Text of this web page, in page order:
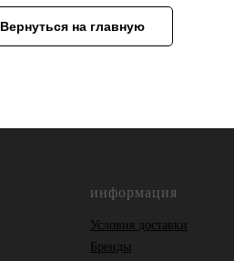
Вернуться на главную
информация
Условия доставки
Бренды